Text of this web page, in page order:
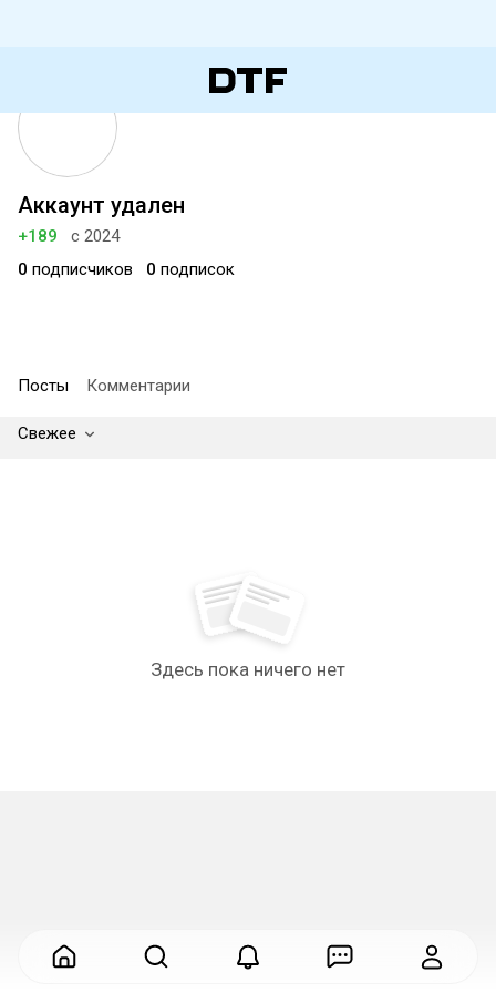
Аккаунт удален
+189
с 2024
0 подписчиков 0 подписок
Посты Комментарии
Свежее
Здесь пока ничего нет